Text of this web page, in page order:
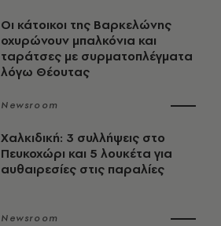
Οι κάτοικοι της Βαρκελώνης
οχυρώνουν μπαλκόνια και
ταράτσες με συρματοπλέγματα
λόγω Θέουτας
Newsroom
Χαλκιδική: 3 συλλήψεις στο
Πευκοχώρι και 5 λουκέτα για
αυθαιρεσίες στις παραλίες
Newsroom